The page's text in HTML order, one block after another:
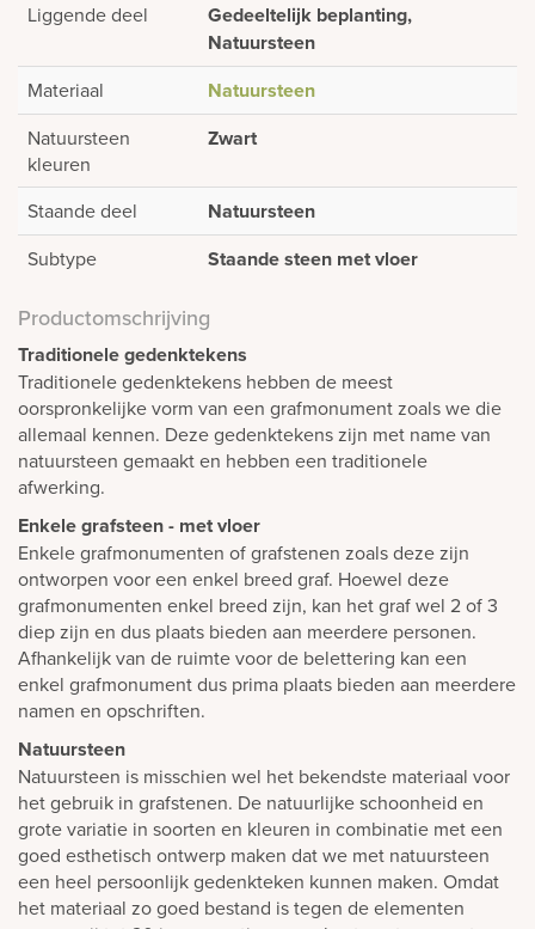
Liggende deel
Gedeeltelijk beplanting,
Natuursteen
Materiaal Natuursteen
Natuursteen
kleuren
Zwart
Staande deel Natuursteen
Subtype Staande steen met vloer
Productomschrijving
Traditionele gedenktekens
Traditionele gedenktekens hebben de meest
oorspronkelijke vorm van een grafmonument zoals we die
allemaal kennen. Deze gedenktekens zijn met name van
natuursteen gemaakt en hebben een traditionele
afwerking.
Enkele grafsteen - met vloer
Enkele grafmonumenten of grafstenen zoals deze zijn
ontworpen voor een enkel breed graf. Hoewel deze
grafmonumenten enkel breed zijn, kan het graf wel 2 of 3
diep zijn en dus plaats bieden aan meerdere personen.
Afhankelijk van de ruimte voor de belettering kan een
enkel grafmonument dus prima plaats bieden aan meerdere
namen en opschriften.
Natuursteen
Natuursteen is misschien wel het bekendste materiaal voor
het gebruik in grafstenen. De natuurlijke schoonheid en
grote variatie in soorten en kleuren in combinatie met een
goed esthetisch ontwerp maken dat we met natuursteen
een heel persoonlijk gedenkteken kunnen maken. Omdat
het materiaal zo goed bestand is tegen de elementen